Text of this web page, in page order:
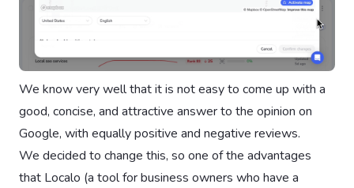
We know very well that it is not easy to come up with a
good, concise, and attractive answer to the opinion on
Google, with equally positive and negative reviews.
We decided to change this, so one of the advantages
that Localo (a tool for business owners who have a